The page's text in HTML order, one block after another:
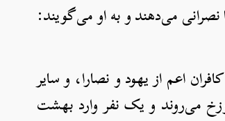
می‌دهند و به او می‌گویند:
اعم از یهود و نصارا، و سایر
می‌روند و یک نفر وارد بهشت